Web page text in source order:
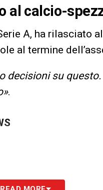
al calcio-
A, ha rilasciato
al termine
decisioni su
.